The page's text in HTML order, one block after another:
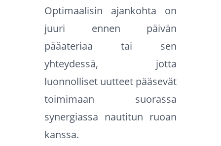
Optimaalisin ajankohta on
juuri ennen päivän
pääateriaa tai sen
yhteydessä, jotta
luonnolliset uutteet pääsevät
toimimaan suorassa
synergiassa nautitun ruoan
kanssa.